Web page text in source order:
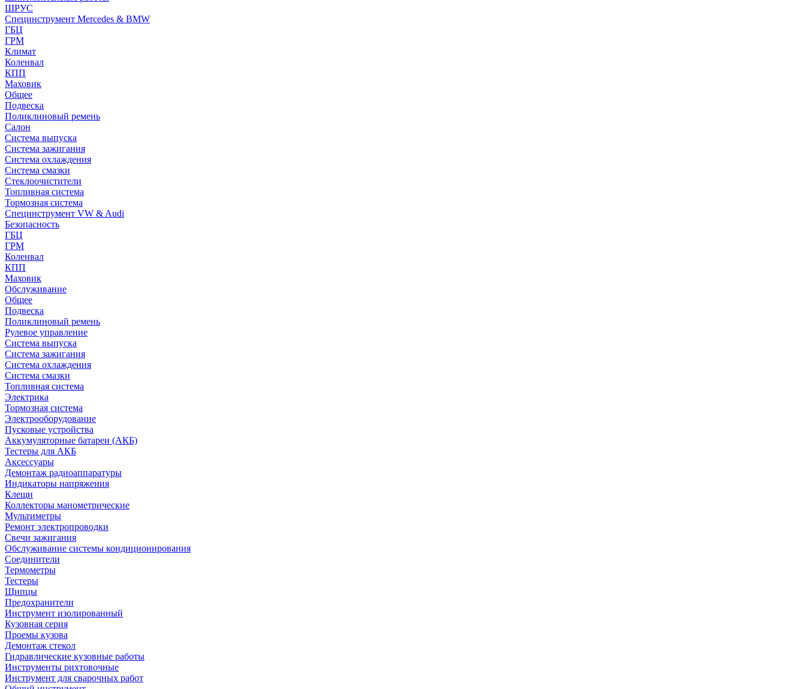
ШРУС
Специнструмент Mercedes & BMW
ГБЦ
ГРМ
Климат
Коленвал
КПП
Маховик
Общее
Подвеска
Поликлиновый ремень
Салон
Система выпуска
Система зажигания
Система охлаждения
Система смазки
Стеклоочистители
Топливная система
Тормозная система
Специнструмент VW & Audi
Безопасность
ГБЦ
ГРМ
Коленвал
КПП
Маховик
Обслуживание
Общее
Подвеска
Поликлиновый ремень
Рулевое управление
Система выпуска
Система зажигания
Система охлаждения
Система смазки
Топливная система
Электрика
Тормозная система
Электрооборудование
Пусковые устройства
Аккумуляторные батареи (АКБ)
Тестеры для АКБ
Аксессуары
Демонтаж радиоаппаратуры
Индикаторы напряжения
Клещи
Коллекторы манометрические
Мультиметры
Ремонт электропроводки
Свечи зажигания
Обслуживание системы кондиционирования
Соединители
Термометры
Тестеры
Щипцы
Предохранители
Инструмент изолированный
Кузовная серия
Проемы кузова
Демонтаж стекол
Гидравлические кузовные работы
Инструменты рихтовочные
Инструмент для сварочных работ